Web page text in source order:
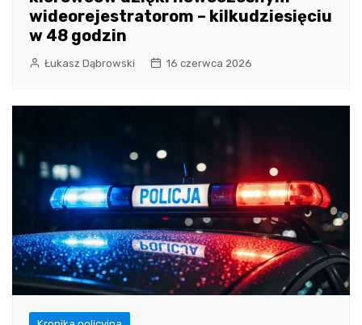
wideorejestratorom – kilkudziesięciu
w 48 godzin
Łukasz Dąbrowski 16 czerwca 2026